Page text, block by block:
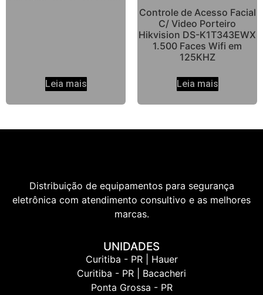
Leia mais
Controle de Acesso Facial
C/ Video Porteiro
Hikvision DS-K1T343EWX
1.500 Faces Wifi em
125KHZ
Leia mais
Distribuição de equipamentos para segurança
eletrônica com atendimento consultivo e as melhores
marcas.
UNIDADES
Curitiba - PR | Hauer
Curitiba - PR | Bacacheri
Ponta Grossa - PR